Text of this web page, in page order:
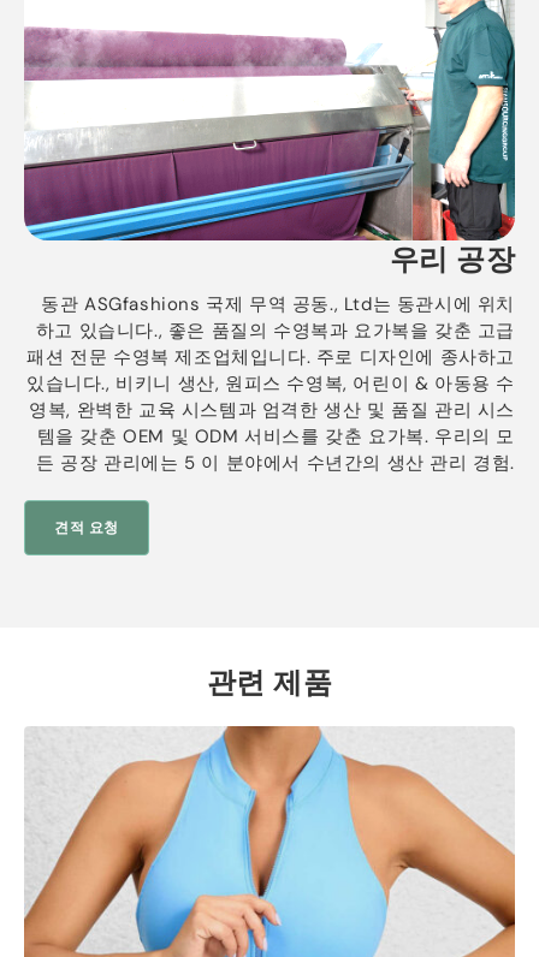
우리 공장
동관 ASGfashions 국제 무역 공동., Ltd는 동관시에 위치
하고 있습니다., 좋은 품질의 수영복과 요가복을 갖춘 고급
패션 전문 수영복 제조업체입니다. 주로 디자인에 종사하고
있습니다., 비키니 생산, 원피스 수영복, 어린이 & 아동용 수
영복, 완벽한 교육 시스템과 엄격한 생산 및 품질 관리 시스
템을 갖춘 OEM 및 ODM 서비스를 갖춘 요가복. 우리의 모
든 공장 ​​관리에는 5 이 분야에서 수년간의 생산 관리 경험.
견적 요청
관련 제품